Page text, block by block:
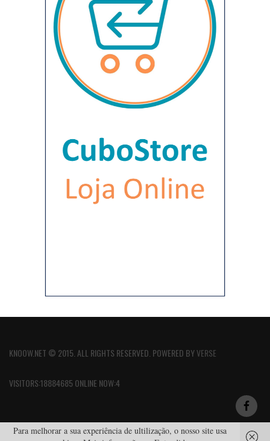
KNOOW.NET © 2015. ALL RIGHTS RESERVED. POWERED BYVERSE
VISITORS:18884685 ONLINE NOW:4
Para melhorar a sua experiência de ultilização, o nosso site usa